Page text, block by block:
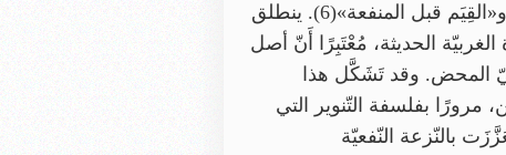
الغربيّة أَدَّى إلى «أزمة أخلاقيّة كونيّة»، في حين أَنّ الإسلام يُقَدِّم نموذج «التّزكية قبل التِّقْنِيَة» و«القِيَم قبل المنفعة»(6). ينطلق
الحديثة، مُعْتَبِرًا أَنّ أصل
المحض. وقد تَشَكَّل هذا
مرورًا بفلسفة التّنوير التي
بالنّزعة النّفعيّة